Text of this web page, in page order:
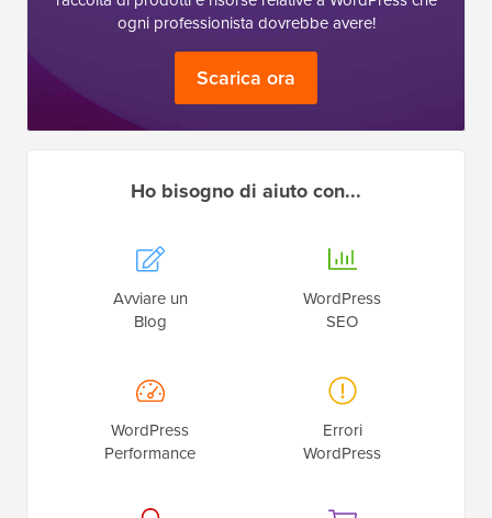
ogni professionista dovrebbe avere!
Scarica ora
Ho bisogno di aiuto con...
Avviare un
Blog
WordPress
SEO
WordPress
Performance
Errori
WordPress